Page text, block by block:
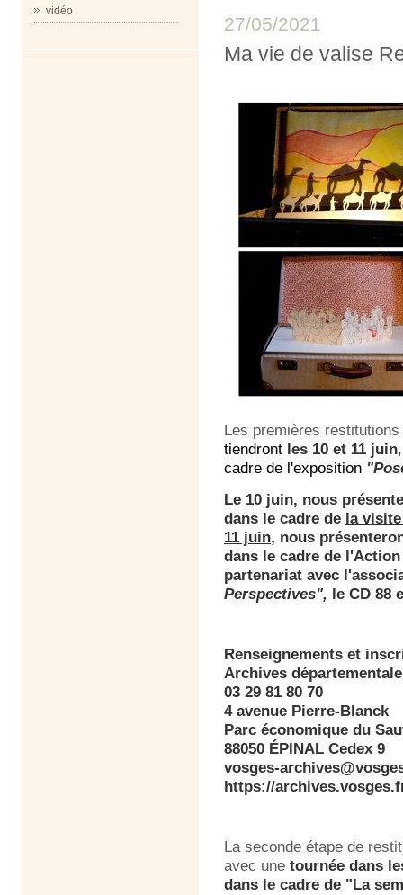
vidéo
27/05/2021
Ma vie de valise
Les premières
tiendront les 10 et 11 juin,
cadre de l'exposition
Le 10 juin, nous
dans le cadre de la
11 juin, nous
dans le cadre de
partenariat avec
Perspectives", le CD 88
Renseignements et
Archives
03 29 81 80 70
4 avenue Pierre-Blanck
Parc économique du
88050 ÉPINAL Cedex 9
vosges-
https://
La seconde étape de
avec une tournée dans
dans le cadre de "La